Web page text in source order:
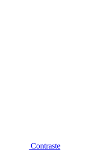
Contraste